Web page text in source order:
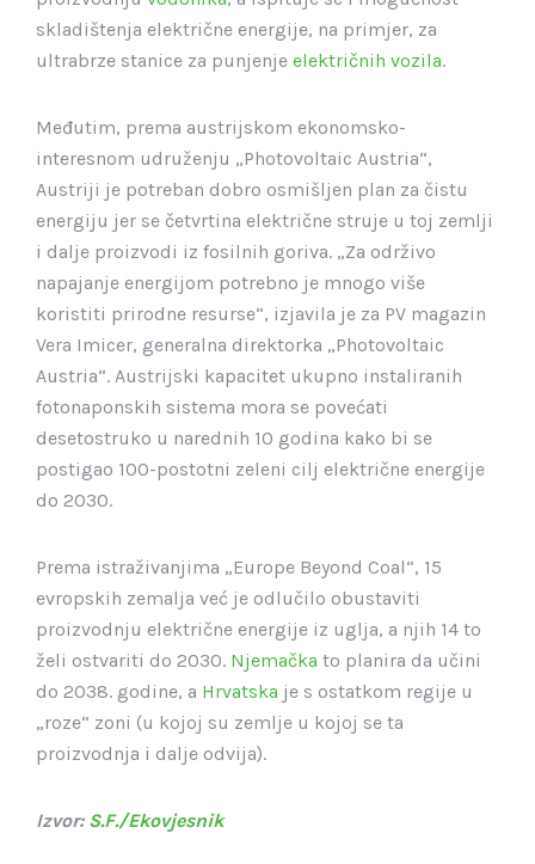
skladištenja električne energije, na primjer, za
ultrabrze stanice za punjenje električnih vozila.
Međutim, prema austrijskom ekonomsko-
interesnom udruženju „Photovoltaic Austria“,
Austriji je potreban dobro osmišljen plan za čistu
energiju jer se četvrtina električne struje u toj zemlji
i dalje proizvodi iz fosilnih goriva. „Za održivo
napajanje energijom potrebno je mnogo više
koristiti prirodne resurse“, izjavila je za PV magazin
Vera Imicer, generalna direktorka „Photovoltaic
Austria“. Austrijski kapacitet ukupno instaliranih
fotonaponskih sistema mora se povećati
desetostruko u narednih 10 godina kako bi se
postigao 100-postotni zeleni cilj električne energije
do 2030.
Prema istraživanjima „Europe Beyond Coal“, 15
evropskih zemalja već je odlučilo obustaviti
proizvodnju električne energije iz uglja, a njih 14 to
želi ostvariti do 2030. Njemačka to planira da učini
do 2038. godine, a Hrvatska je s ostatkom regije u
„roze“ zoni (u kojoj su zemlje u kojoj se ta
proizvodnja i dalje odvija).
Izvor:S.F./Ekovjesnik